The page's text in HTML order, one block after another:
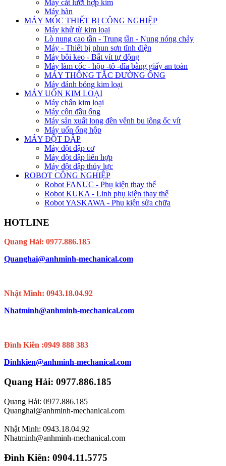
Máy cắt lưỡi hợp kim
Máy hàn
MÁY MÓC THIẾT BỊ CÔNG NGHIỆP
Máy khử từ kim loại
Lò nung cao tần - Trung tần - Nung nóng chảy
Máy - Thiết bị phun sơn tĩnh điện
Máy bôi keo - Bắt vít tự động
Máy làm cốc - hộp -tô -đĩa bằng giấy an toàn
MÁY THÔNG TẮC ĐƯỜNG ỐNG
Máy đánh bóng kim loại
MÁY UỐN KIM LOẠI
Máy chấn kim loại
Máy côn đầu ống
Máy sản xuất long đền vênh bu lông ốc vít
Máy uốn ống hộp
MÁY ĐỘT DẬP
Máy đột dập cơ
Máy đột dập liên hợp
Máy đột dập thủy lực
ROBOT CÔNG NGHIỆP
Robot FANUC - Phụ kiện thay thế
Robot KUKA - Linh phụ kiện thay thế
Robot YASKAWA - Phụ kiện sửa chữa
HOTLINE
Quang Hải: 0977.886.185
Quanghai@anhminh-mechanical.com
Nhật Minh: 0943.18.04.92
Nhatminh@anhminh-mechanical.com
Đình Kiên :0949 888 383
Dinhkien@anhminh-mechanical.com
Quang Hải: 0977.886.185
Quang Hải: 0977.886.185
Quanghai@anhminh-mechanical.com
Nhật Minh: 0943.18.04.92
Nhatminh@anhminh-mechanical.com
Đình Kiên: 0904.11.5775